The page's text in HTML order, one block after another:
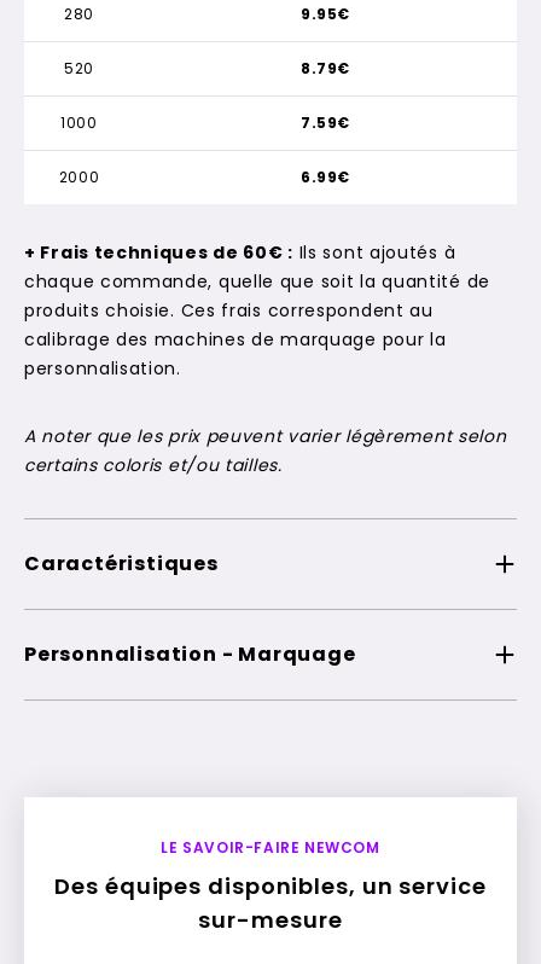
280
520
1000
2000
9.95€
8.79€
7.59€
6.99€
+ Frais techniques de 60€ : Ils sont ajoutés à
chaque commande, quelle que soit la quantité de
produits choisie. Ces frais correspondent au
calibrage des machines de marquage pour la
personnalisation.
A noter que les prix peuvent varier légèrement selon
certains coloris et/ou tailles.
Caractéristiques
Personnalisation - Marquage
LE SAVOIR-FAIRE NEWCOM
Des équipes disponibles, un service
sur-mesure